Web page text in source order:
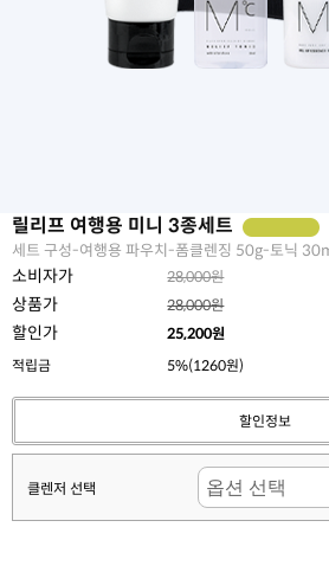
릴리프 여행용 미니 3종세트
세트 구성-여행용 파우치-폼클렌징 50g-토닉
소비자가 28,000원
상품가 28,000원
할인가 25,200원
적립금
5%(1260원)
할인정보
클렌저 선택